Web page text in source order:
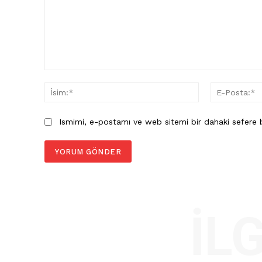
İsim:*
Ismimi, e-postamı ve web sitemi bir dahaki sefere